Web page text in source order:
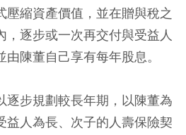
壓縮資產價值，並在贈與稅之
，逐步或一次再交付與受益人
陳董自己享有每年股息。
逐步規劃較長年期，以陳董為
益人為長、次子的人壽保險契